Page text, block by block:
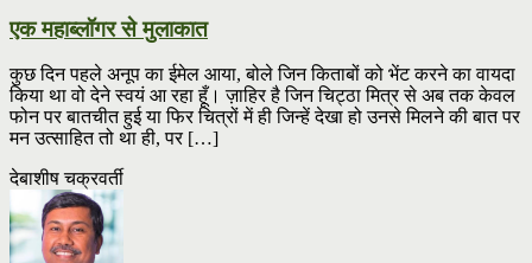
एक महाब्लॉगर से मुलाकात
कुछ दिन पहले अनूप का ईमेल आया, बोले जिन किताबों को भेंट करने का वायदा
किया था वो देने स्वयं आ रहा हूँ। ज़ाहिर है जिन चिट्ठा मित्र से अब तक केवल
फोन पर बातचीत हुई या फिर चित्रों में ही जिन्हें देखा हो उनसे मिलने की बात पर
मन उत्साहित तो था ही, पर […]
देबाशीष चक्रवर्ती